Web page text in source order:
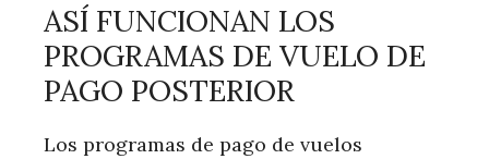
ASÍ FUNCIONAN LOS
PROGRAMAS DE VUELO DE
PAGO POSTERIOR
Los programas de pago de vuelos